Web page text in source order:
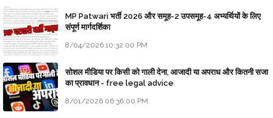
MP Patwari भर्ती 2026 और समूह-2 उपसमूह-4 अभ्यर्थियों के लिए
संपूर्ण मार्गदर्शिका
8/04/2026 10:32:00 PM
सोशल मीडिया पर किसी को गाली देना, आजादी या अपराध और कितनी सजा
का प्रावधान - free legal advice
8/01/2026 06:36:00 PM